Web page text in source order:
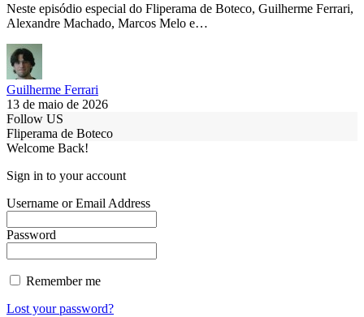
Neste episódio especial do Fliperama de Boteco, Guilherme Ferrari,
Alexandre Machado, Marcos Melo e…
Guilherme Ferrari
13 de maio de 2026
Follow US
Fliperama de Boteco
Welcome Back!
Sign in to your account
Username or Email Address
Password
Remember me
Lost your password?